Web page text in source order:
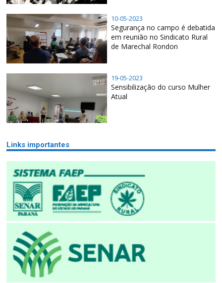
10-05-2023
Segurança no campo é debatida
em reunião no Sindicato Rural
de Marechal Rondon
19-05-2023
Sensibilização do curso Mulher
Atual
Links importantes